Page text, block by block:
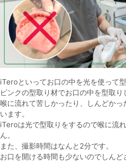
iTeroといってお口の中を光を使って
ピンクの型取り材でお口の中を型取り
喉に流れて苦しかったり、しんどか
います。
iTeroは光で型取りをするので喉に流
ん。
また、撮影時間はなんと2分です。
お口を開ける時間も少ないのでしんど